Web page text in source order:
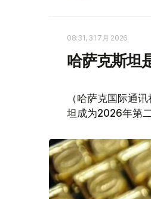
08:31, 31 7月 2026
哈萨克斯坦
（哈萨克国际通
坦成为2026年第